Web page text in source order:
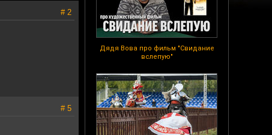
Дядя Вова про фильм "Свидание
вслепую"
# 2
# 5